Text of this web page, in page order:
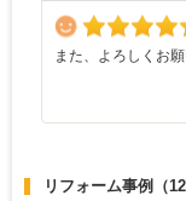
また、よろしくお願
リフォーム事例 （